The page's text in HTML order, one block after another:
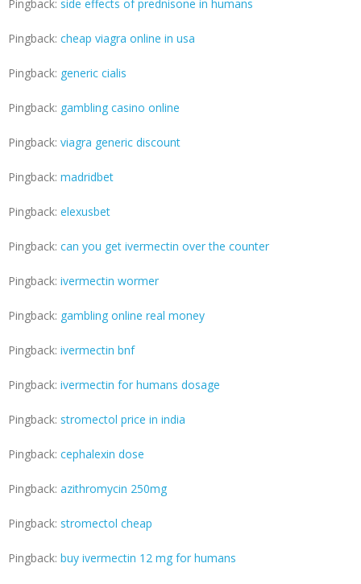
Pingback: side effects of prednisone in humans
Pingback: cheap viagra online in usa
Pingback: generic cialis
Pingback: gambling casino online
Pingback: viagra generic discount
Pingback: madridbet
Pingback: elexusbet
Pingback: can you get ivermectin over the counter
Pingback: ivermectin wormer
Pingback: gambling online real money
Pingback: ivermectin bnf
Pingback: ivermectin for humans dosage
Pingback: stromectol price in india
Pingback: cephalexin dose
Pingback: azithromycin 250mg
Pingback: stromectol cheap
Pingback: buy ivermectin 12 mg for humans